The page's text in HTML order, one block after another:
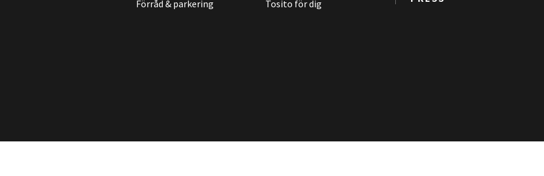
Förråd & parkering
Tosito för dig